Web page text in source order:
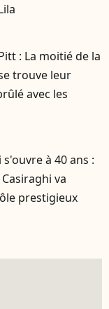
: La moitié de la
trouve leur
avec les
à 40 ans :
va
prestigieux